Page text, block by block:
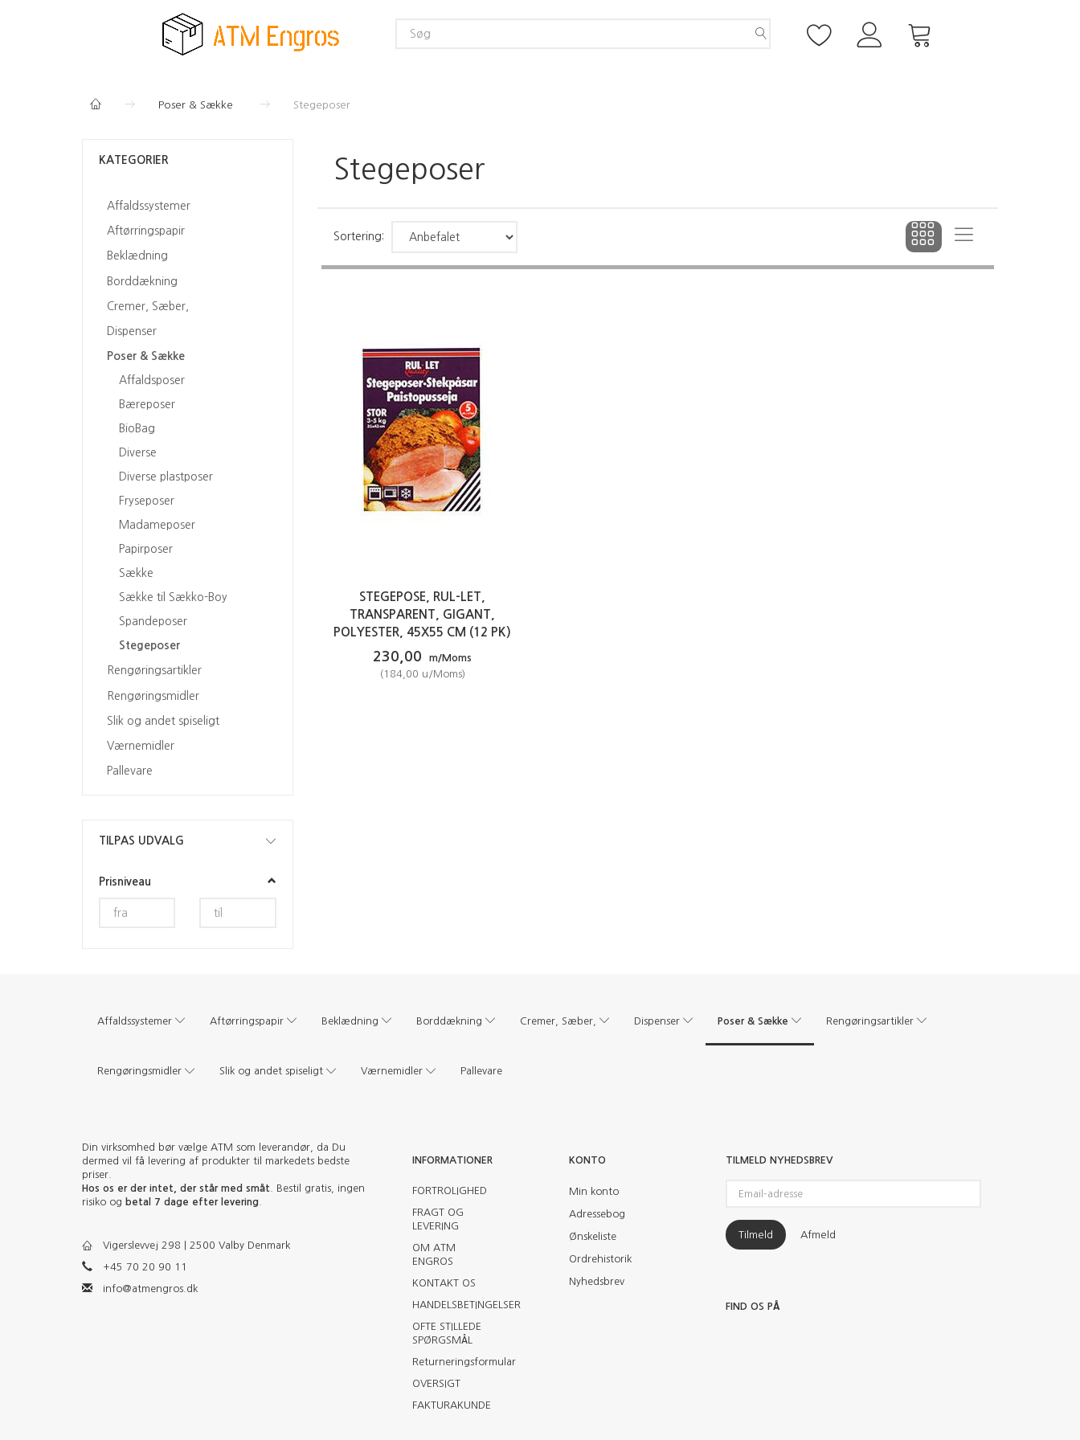
Poser & Sække Stegeposer
KATEGORIER
Affaldssystemer
Aftørringspapir
Beklædning
Borddækning
Cremer, Sæber,
Dispenser
Poser & Sække
Affaldsposer
Bæreposer
BioBag
Diverse
Diverse plastposer
Fryseposer
Madameposer
Papirposer
Sække
Sække til Sækko-Boy
Spandeposer
Stegeposer
Rengøringsartikler
Rengøringsmidler
Slik og andet spiseligt
Værnemidler
Pallevare
TILPAS UDVALG
Prisniveau
Stegeposer
Sortering:
STEGEPOSE, RUL-LET,
TRANSPARENT, GIGANT,
POLYESTER, 45X55 CM (12 PK)
230,00
m/Moms
(184,00 u/Moms)
Affaldssystemer Aftørringspapir Beklædning Borddækning Cremer, Sæber, Dispenser Poser & Sække Rengøringsartikler
Rengøringsmidler Slik og andet spiseligt Værnemidler Pallevare
Din virksomhed bør vælge ATM som leverandør, da Du
dermed vil få levering af produkter til markedets bedste
priser.
Hos os er der intet, der står med småt . Bestil gratis, ingen
risiko og betal 7 dage efter levering
Vigerslevvej 298 | 2500 Valby Denmark
+45 70 20 90 11
info@atmengros.dk
INFORMATIONER
FORTROLIGHED
FRAGT OG
LEVERING
OM ATM
ENGROS
KONTAKT OS
HANDELSBETINGELSER
OFTE STILLEDE
SPØRGSMÅL
Returneringsformular
OVERSIGT
FAKTURAKUNDE
KONTO
Min konto
Adressebog
Ønskeliste
Ordrehistorik
Nyhedsbrev
TILMELD NYHEDSBREV
adresse
Tilmeld Afmeld
FIND OS PÅ